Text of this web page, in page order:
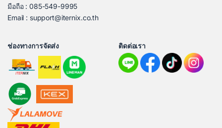
มือถือ : 085-549-9995
Email : support@iternix.co.th
ช่องทางการจัดส่ง ติดต่อเรา